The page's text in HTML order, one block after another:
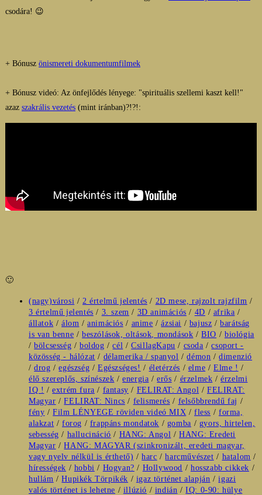
csodára! 😉
+ Bónusz önismereti dokumentumfilmek
+ Bónusz videó: Az önfejlődés lényege: "spirituális szellemi kaszt kell!"
azaz szakrális vezetés (mint iránban)?!?!:
🙂
Post
category:
(nagy)városi / 2 értelmű jelentés / 2D mese, rajzolt rajzfilm /
3 értelmű jelentés / 3. szem / 3D animációs / 4D / afrika /
állatok / álom / animációs / anime / ázsiai / bajusz / barátság
is van benne / beszólások, oltások, mondások / BIO / biológia
/ bölcsesség / boldog / cél / CsillagKapu / csoda / csoport -
közösség - hálózat / délamerika / spanyol / démon / dimenzió
/ drog / egészség / Egészséges! / életérzés / elme / Elme ! /
élő szereplős, színészek / energia / erős / érzelmek / érzelmi
IQ ! / extrém fura / fantasy / FELIRAT: Angol / FELIRAT:
Magyar / FELIRAT: Nincs / felismerés / felsőbbrendű faj /
fény / Film LÉNYEGE röviden videó MIX / fless / forma,
alakzat / forog / frappáns mondatok / gomba / gyors, hirtelen,
sebesség / hallucináció / HANG: Angol / HANG: Eredeti
Magyar / HANG: MAGYAR (szinkronizált, eredeti magyar,
vagy nyelv nélkül is érthető) / harc / harcművészet / hatalom /
hírességek / hobbi / Hogyan? / Hollywood / hosszabb cikkek /
hullám / Hupikék Törpikék / igaz történet alapján / igazi
valós történet is lehetne / illúzió / indián / IQ: 0-90: hülye